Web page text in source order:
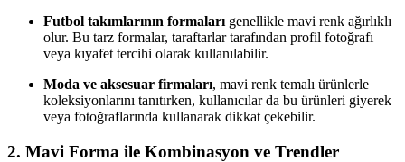
Futbol takımlarının formaları genellikle mavi renk ağırlıklı
olur. Bu tarz formalar, taraftarlar tarafından profil fotoğrafı
veya kıyafet tercihi olarak kullanılabilir.
Moda ve aksesuar firmaları, mavi renk temalı ürünlerle
koleksiyonlarını tanıtırken, kullanıcılar da bu ürünleri giyerek
veya fotoğraflarında kullanarak dikkat çekebilir.
2. Mavi Forma ile Kombinasyon ve Trendler